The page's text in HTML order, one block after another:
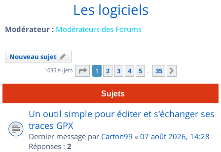
Les logiciels
Modérateur : Modérateurs des Forums
Nouveau sujet
1035 sujets Page 1sur
1 2 3 4 5 … 35
Sujets
Un outil simple pour éditer et s'échanger ses
traces GPX
Dernier message par Carton99 « 07 août 2026, 14:28
Réponses : 2